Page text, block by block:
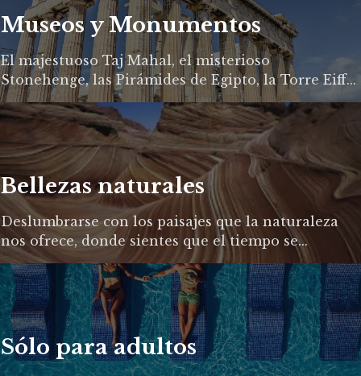
Museos y Monumentos
El majestuoso Taj Mahal, el misterioso
Stonehenge, las Pirámides de Egipto, la Torre Eiff...
Bellezas naturales
Deslumbrarse con los paisajes que la naturaleza
nos ofrece, donde sientes que el tiempo se...
Sólo para adultos